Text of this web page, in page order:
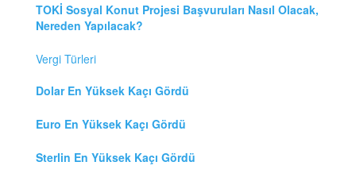
TOKİ Sosyal Konut Projesi Başvuruları Nasıl Olacak,
Nereden Yapılacak?
Vergi Türleri
Dolar En Yüksek Kaçı Gördü
Euro En Yüksek Kaçı Gördü
Sterlin En Yüksek Kaçı Gördü